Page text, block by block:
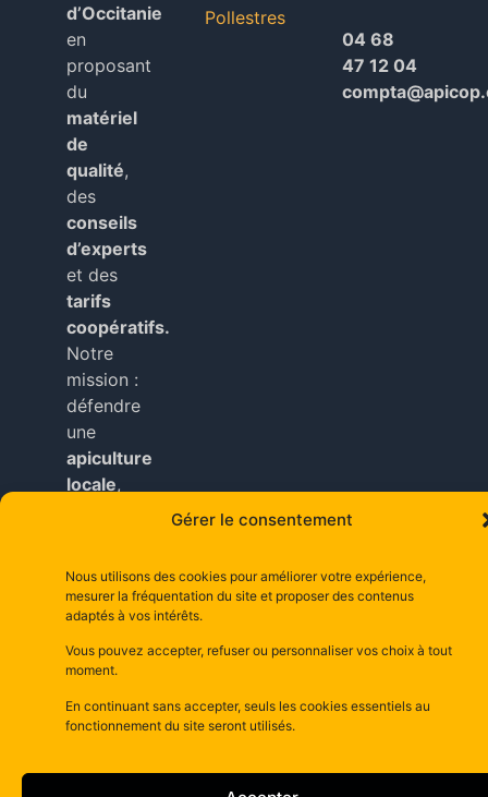
Gérer le consentement
Nous utilisons des cookies pour améliorer votre expérience,
mesurer la fréquentation du site et proposer des contenus
adaptés à vos intérêts.
Vous pouvez accepter, refuser ou personnaliser vos choix à tout
moment.
En continuant sans accepter, seuls les cookies essentiels au
fonctionnement du site seront utilisés.
d’Occitanie
en
proposant
du
matériel
de
qualité,
des
conseils
d’experts
et des
tarifs
coopératifs.
Notre
mission :
défendre
une
apiculture
locale,
à tous
nos
adhérents
Pollestres
04 68
47 12 04
depuis 1981–Mentions Légales